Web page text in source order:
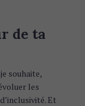
de ta
souhaite,
les
Et